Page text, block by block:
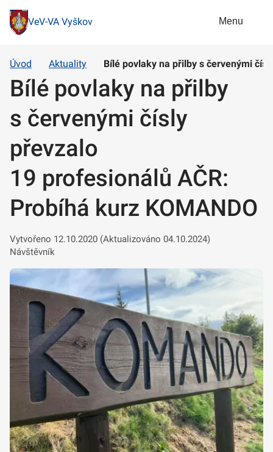
VeV-VA Vyškov Menu
Úvod Aktuality Bílé povlaky na přilby s červenými
Bílé povlaky na přilby
s červenými čísly
převzalo
19 profesionálů AČR:
Probíhá kurz KOMANDO
Vytvořeno 12.10.2020 (Aktualizováno 04.10.2024)
Návštěvník